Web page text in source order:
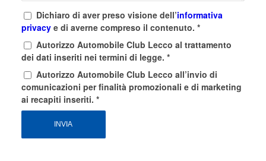
Dichiaro di aver preso visione dell’informativa
privacye di averne compreso il contenuto. *
Autorizzo Automobile Club Lecco al trattamento
dei dati inseriti nei termini di legge. *
Autorizzo Automobile Club Lecco all’invio di
comunicazioni per finalità promozionali e di marketing
ai recapiti inseriti. *